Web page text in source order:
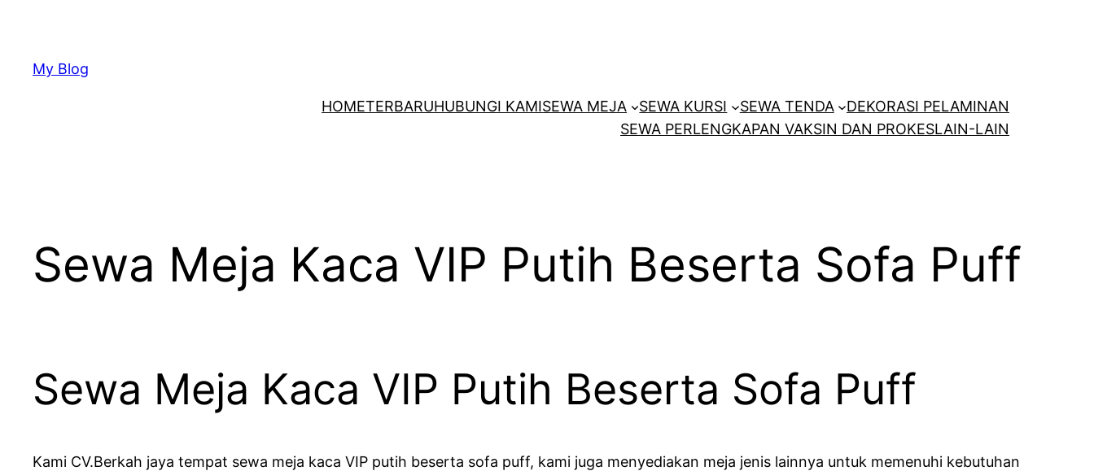
kontenMy Blog
HOMETERBARUHUBUNGI KAMISEWA MEJA SEWA KURSI SEWA TENDA
DEKORASI PELAMINAN
SEWA PERLENGKAPAN VAKSIN DAN PROKESLAIN-LAIN
Sewa Meja Kaca VIP Putih Beserta Sofa Puff
Sewa Meja Kaca VIP Putih Beserta Sofa Puff
Kami CV.Berkah jaya tempat sewa meja kaca VIP putih beserta sofa puff, kami juga menyediakan meja jenis lainnya untuk memenuhi kebutuhan